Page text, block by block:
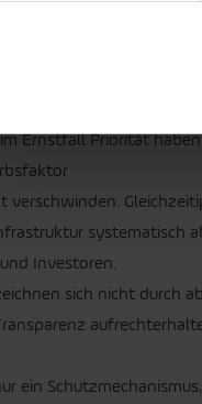
Zusammenarbeit mit
und digitale
– nicht nur innerhalb
Voraussetzung.
Ernstfall Priorität
verschwinden.
systematisch
Investoren.
sich nicht durch
ein